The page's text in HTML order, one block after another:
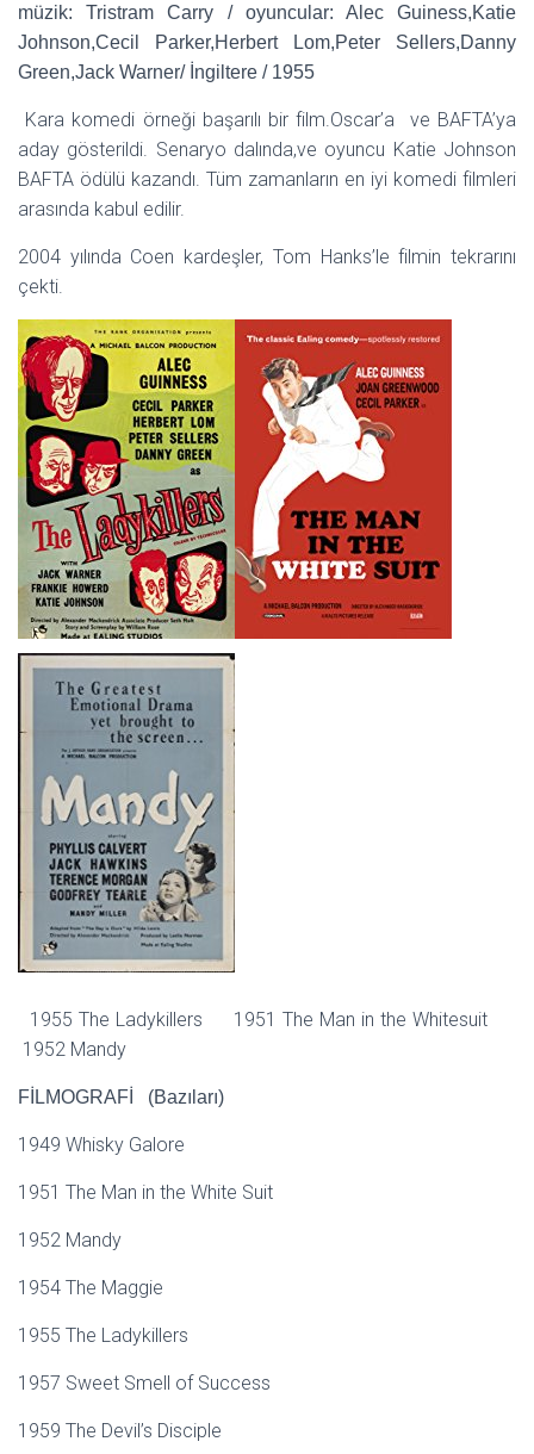
müzik: Tristram Carry / oyuncular: Alec Guiness,Katie
Johnson,Cecil Parker,Herbert Lom,Peter Sellers,Danny
Green,Jack Warner/ İngiltere / 1955
Kara komedi örneği başarılı bir film.Oscar’a ve BAFTA’ya
aday gösterildi. Senaryo dalında,ve oyuncu Katie Johnson
BAFTA ödülü kazandı. Tüm zamanların en iyi komedi filmleri
arasında kabul edilir.
2004 yılında Coen kardeşler, Tom Hanks’le filmin tekrarını
çekti.
1955 The Ladykillers 1951 The Man in the Whitesuit
1952 Mandy
FİLMOGRAFİ (Bazıları)
1949 Whisky Galore
1951 The Man in the White Suit
1952 Mandy
1954 The Maggie
1955 The Ladykillers
1957 Sweet Smell of Success
1959 The Devil’s Disciple